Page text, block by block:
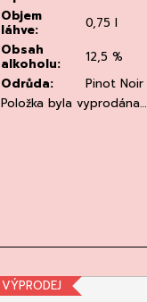
Objem
láhve:
0,75 l
Obsah
alkoholu:
12,5 %
Odrůda:
Pinot Noir
Položka byla vyprodána…
VÝPRODEJ